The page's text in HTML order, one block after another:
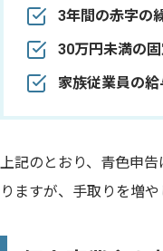
3年間の赤字の
30万円未満の
家族従業員の
上記のとおり、青色申
りますが、手取りを増